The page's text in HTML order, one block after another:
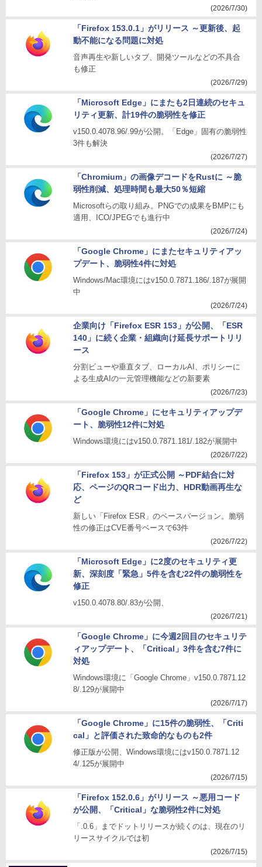
(2026/7/30)
「Firefox 153.0.1」がリリース ～更新後、起
動不能になる問題に対処
音声再生や新しいタブ、開発ツールなどの不具合
も修正
(2026/7/29)
「Microsoft Edge」にまたも2日連続のセキュ
リティ更新、計19件の脆弱性を修正
v150.0.4078.96/.99が公開。「Edge」固有の脆弱性
3件も解決
(2026/7/27)
「Chromium」の画像デコードをRustに ～脆
弱性削減、処理時間も最大50％短縮
Microsoftらの取り組み。PNGでの成果をBMPにも
適用、ICO/JPEGでも進行中
(2026/7/24)
「Google Chrome」にまたセキュリティアッ
プデート、脆弱性4件に対処
Windows/Mac環境にはv150.0.7871.186/.187が展開
中
(2026/7/24)
企業向け「Firefox ESR 153」が公開、「ESR
140」に続く企業・組織向け延長サポートリリ
ース
分割ビューや垂直タブ、ローカルAI、ポリシーに
よる生成AIの一元管理機能などの新要素
(2026/7/23)
「Google Chrome」にセキュリティアップデ
ート、脆弱性12件に対処
Windows環境にはv150.0.7871.181/.182が展開中
(2026/7/22)
「Firefox 153」が正式公開 ～PDF結合に対
応、ページのQRコード出力、HDR動画再生な
ど
新しい「Firefox ESR」のベースバージョン。脆弱
性の修正はCVE番号ベースで63件
(2026/7/22)
「Microsoft Edge」に2度のセキュリティ更
新、深刻度「緊急」5件を含む22件の脆弱性を
修正
v150.0.4078.80/.83が公開、
(2026/7/21)
「Google Chrome」に今週2回目のセキュリテ
ィアップデート、「Critical」3件を含む7件に
対処
Windows環境に「Google Chrome」v150.0.7871.12
8/.129が展開中
(2026/7/17)
「Google Chrome」に15件の脆弱性、「Criti
cal」と評価された致命的なものも2件
修正版が公開、Windows環境にはv150.0.7871.12
4/.125が展開中
(2026/7/15)
「Firefox 152.0.6」がリリース ～悪用コード
が公開、「Critical」な脆弱性2件に対処
「.0.6」までドットリリースが続くのは、現在のリ
リースサイクルでは初
(2026/7/15)